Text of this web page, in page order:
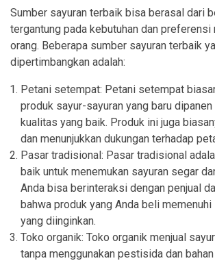
Sumber sayuran terbaik bisa berasal dari
tergantung pada kebutuhan dan
orang. Beberapa sumber sayuran terbaik
dipertimbangkan adalah:
Petani setempat: Petani setempat
produk sayur-sayuran yang baru
kualitas yang baik. Produk ini juga
dan menunjukkan dukungan terhadap
Pasar tradisional: Pasar tradisional
baik untuk menemukan sayuran segar
Anda bisa berinteraksi dengan penjual
bahwa produk yang Anda beli
yang diinginkan.
Toko organik: Toko organik menjual
tanpa menggunakan pestisida dan